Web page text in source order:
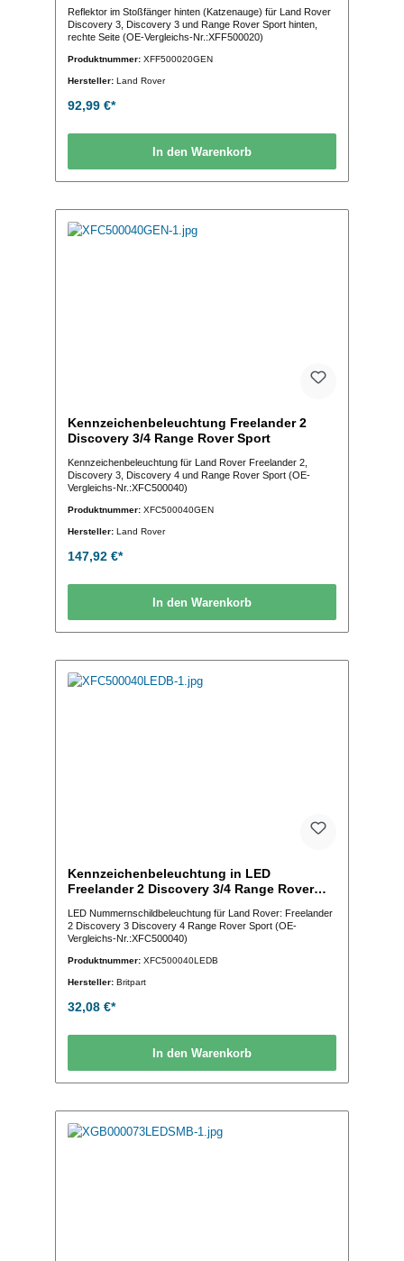
Reflektor im Stoßfänger hinten (Katzenauge) für Land Rover
Discovery 3, Discovery 3 und Range Rover Sport hinten,
rechte Seite (OE-Vergleichs-Nr.:XFF500020)
Produktnummer: XFF500020GEN
Hersteller: Land Rover
92,99 €*
In den Warenkorb
Kennzeichenbeleuchtung Freelander 2
Discovery 3/4 Range Rover Sport
Kennzeichenbeleuchtung für Land Rover Freelander 2,
Discovery 3, Discovery 4 und Range Rover Sport (OE-
Vergleichs-Nr.:XFC500040)
Produktnummer: XFC500040GEN
Hersteller: Land Rover
147,92 €*
In den Warenkorb
Kennzeichenbeleuchtung in LED
Freelander 2 Discovery 3/4 Range Rover
LED Nummernschildbeleuchtung für Land Rover: Freelander
2 Discovery 3 Discovery 4 Range Rover Sport (OE-
Vergleichs-Nr.:XFC500040)
Produktnummer: XFC500040LEDB
Hersteller: Britpart
32,08 €*
In den Warenkorb